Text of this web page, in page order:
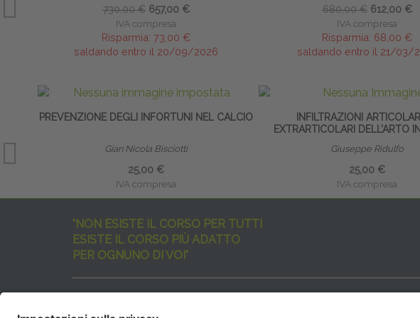
730,00 € 657,00 €
IVA compresa
Risparmia: 73,00 €
saldando entro il 20/09/2026
680,00 € 612,00 €
IVA compresa
Risparmia: 68,00 €
saldando entro il 21/03/
PREVENZIONE DEGLI INFORTUNI NEL CALCIO
Gian Nicola Bisciotti
25,00 €
IVA compresa
INFILTRAZIONI
EXTRARTICOLARI DELL’ARTO
Giuseppe Ridulfo
25,00 €
IVA compresa
"NON ESISTE IL CORSO PER TUTTI
ESISTE IL CORSO PIÙ ADATTO
PER OGNUNO DI VOI"
ma rispondenti a diverse esigenze formative